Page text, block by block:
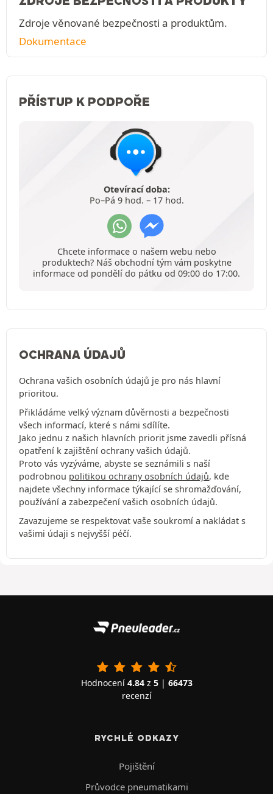
Zdroje věnované bezpečnosti a produktům.
Dokumentace
PŘÍSTUP K PODPOŘE
Otevírací doba:
Po–Pá 9 hod. – 17 hod.
Chcete informace o našem webu nebo
produktech? Náš obchodní tým vám poskytne
informace od pondělí do pátku od 09:00 do 17:00.
OCHRANA ÚDAJŮ
Ochrana vašich osobních údajů je pro nás hlavní
prioritou.
Přikládáme velký význam důvěrnosti a bezpečnosti
všech informací, které s námi sdílíte.
Jako jednu z našich hlavních priorit jsme zavedli přísná
opatření k zajištění ochrany vašich údajů.
Proto vás vyzýváme, abyste se seznámili s naší
podrobnou politikou ochrany osobních údajů, kde
najdete všechny informace týkající se shromažďování,
používání a zabezpečení vašich osobních údajů.
Zavazujeme se respektovat vaše soukromí a nakládat s
vašimi údaji s nejvyšší péčí.
Hodnocení 4.84z 5| 66473
recenzí
RYCHLÉ ODKAZY
Pojištění
Průvodce pneumatikami